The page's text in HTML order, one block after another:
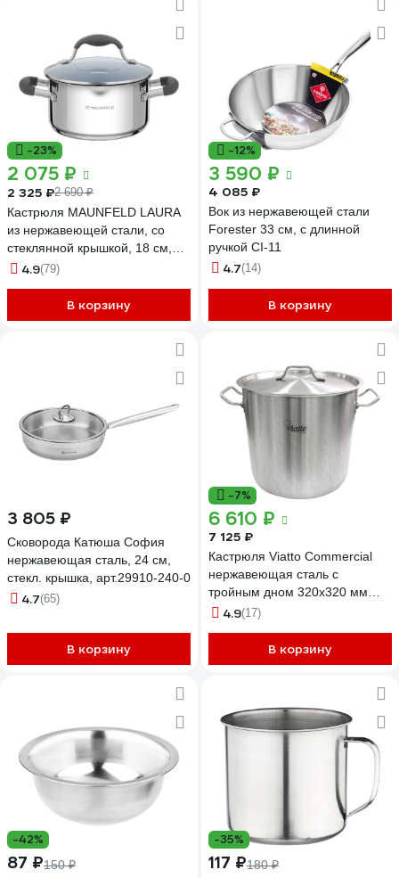
-23%
2 075 ₽
2 325 ₽2 690 ₽
Кастрюля MAUNFELD LAURA
из нержавеющей стали, со
стеклянной крышкой, 18 см,
2,2 л MCS22S08GR
4.9(79)
В корзину
-12%
3 590 ₽
4 085 ₽
Вок из нержавеющей стали
Forester 33 см, с длинной
ручкой CI-11
4.7(14)
В корзину
3 805 ₽
Сковорода Катюша София
нержавеющая сталь, 24 см,
стекл. крышка, арт.29910-240-0
4.7(65)
В корзину
-7%
6 610 ₽
7 125 ₽
Кастрюля Viatto Commercial
нержавеющая сталь с
тройным дном 320x320 мм
объем 25 л с двумя ручками
4.9(17)
В корзину
-42%
87 ₽150 ₽
-35%
117 ₽180 ₽